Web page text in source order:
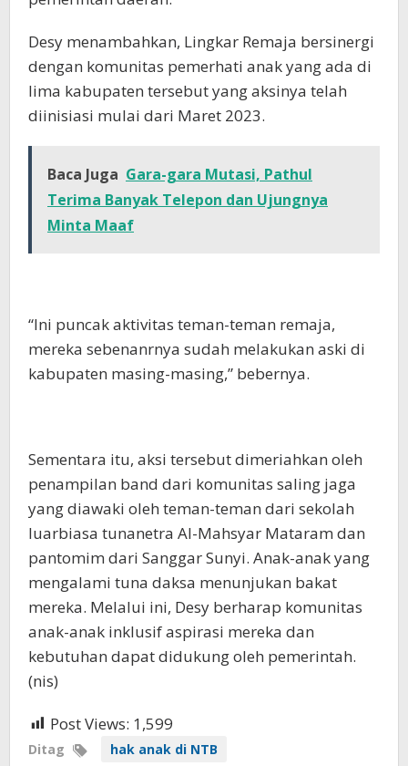
Desy menambahkan, Lingkar Remaja bersinergi
dengan komunitas pemerhati anak yang ada di
lima kabupaten tersebut yang aksinya telah
diinisiasi mulai dari Maret 2023.
Baca Juga Gara-gara Mutasi, Pathul
Terima Banyak Telepon dan Ujungnya
Minta Maaf
“Ini puncak aktivitas teman-teman remaja,
mereka sebenanrnya sudah melakukan aski di
kabupaten masing-masing,” bebernya.
Sementara itu, aksi tersebut dimeriahkan oleh
penampilan band dari komunitas saling jaga
yang diawaki oleh teman-teman dari sekolah
luarbiasa tunanetra Al-Mahsyar Mataram dan
pantomim dari Sanggar Sunyi. Anak-anak yang
mengalami tuna daksa menunjukan bakat
mereka. Melalui ini, Desy berharap komunitas
anak-anak inklusif aspirasi mereka dan
kebutuhan dapat didukung oleh pemerintah.
(nis)
Post Views: 1,599
Ditag hak anak di NTB